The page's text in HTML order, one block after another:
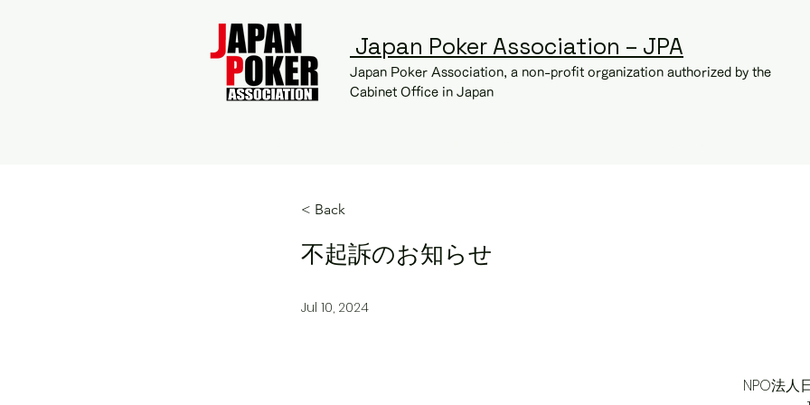
​ Japan Poker Association – JPA
Japan Poker Association, a non-profit organization authorized by the
Cabinet Office in Japan
< Back
不起訴のお知らせ
Jul 10, 2024
NPO法人